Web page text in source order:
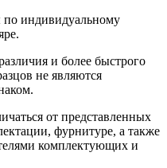
по индивидуальному
и более быстрого
не являются
от представленных
фурнитуре, а также
комплектующих и